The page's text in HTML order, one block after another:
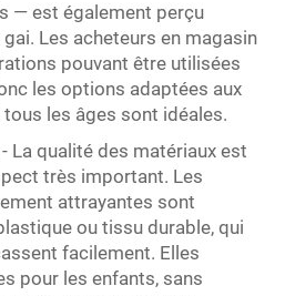
— est également perçu
Les acheteurs en magasin
pouvant être utilisées
les options adaptées aux
les âges sont idéales.
La qualité des matériaux est
très important. Les
attrayantes sont
ou tissu durable, qui
facilement. Elles
pour les enfants, sans